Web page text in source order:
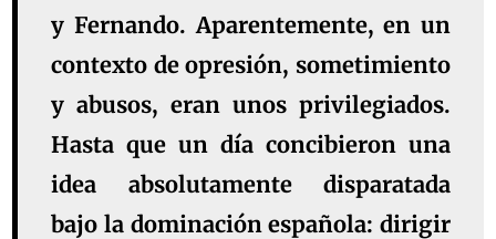
y Fernando. Aparentemente, en un
contexto de opresión, sometimiento
y abusos, eran unos privilegiados.
Hasta que un día concibieron una
idea absolutamente disparatada
bajo la dominación española: dirigir